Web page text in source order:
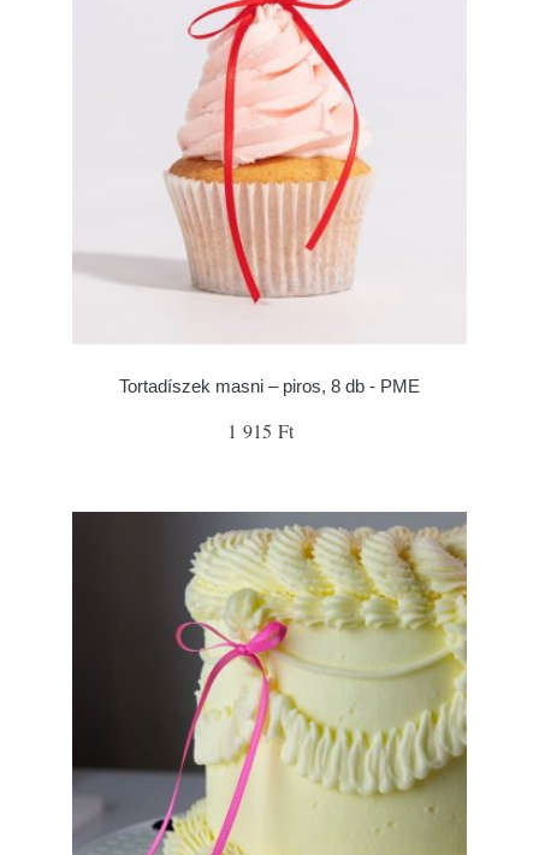
Tortadíszek masni – piros, 8 db - PME
1 915 Ft